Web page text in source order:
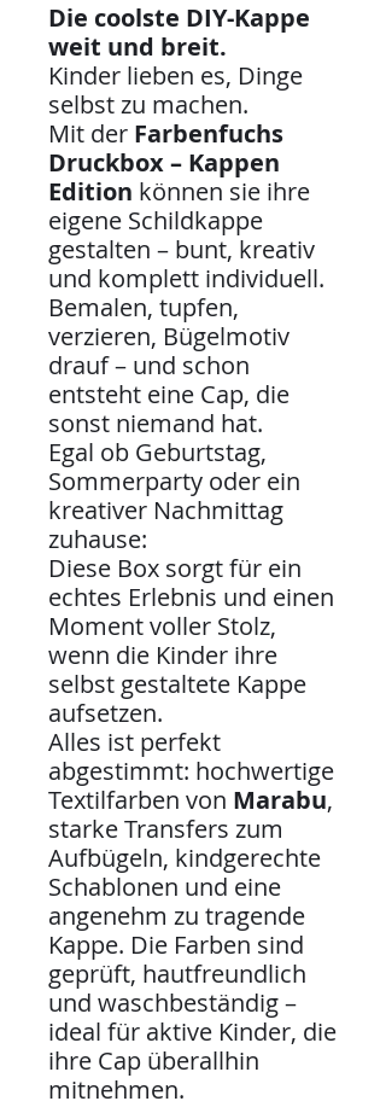
Die coolste DIY-Kappe
weit und breit.
Kinder lieben es, Dinge
selbst zu machen.
Mit der Farbenfuchs
Druckbox – Kappen
Edition können sie ihre
eigene Schildkappe
gestalten – bunt, kreativ
und komplett individuell.
Bemalen, tupfen,
verzieren, Bügelmotiv
drauf – und schon
entsteht eine Cap, die
sonst niemand hat.
Egal ob Geburtstag,
Sommerparty oder ein
kreativer Nachmittag
zuhause:
Diese Box sorgt für ein
echtes Erlebnis und einen
Moment voller Stolz,
wenn die Kinder ihre
selbst gestaltete Kappe
aufsetzen.
Alles ist perfekt
abgestimmt: hochwertige
Textilfarben von Marabu,
starke Transfers zum
Aufbügeln, kindgerechte
Schablonen und eine
angenehm zu tragende
Kappe. Die Farben sind
geprüft, hautfreundlich
und waschbeständig –
ideal für aktive Kinder, die
ihre Cap überallhin
mitnehmen.